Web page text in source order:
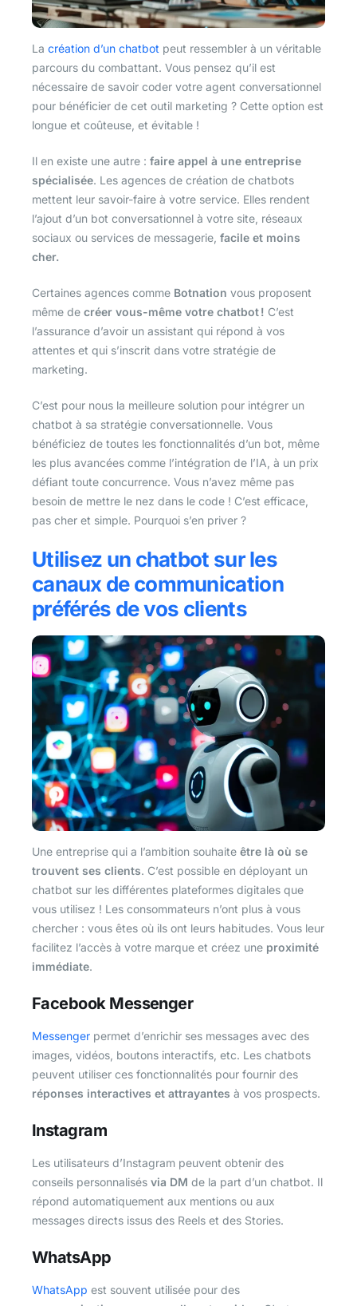
La création d’un chatbot peut ressembler à un véritable
parcours du combattant. Vous pensez qu’il est
nécessaire de savoir coder votre agent conversationnel
pour bénéficier de cet outil marketing ? Cette option est
longue et coûteuse, et évitable !
Il en existe une autre : faire appel à une entreprise
spécialisée. Les agences de création de chatbots
mettent leur savoir-faire à votre service. Elles rendent
l’ajout d’un bot conversationnel à votre site, réseaux
sociaux ou services de messagerie, facile et moins
cher.
Certaines agences comme Botnation vous proposent
même de créer vous-même votre chatbot ! C’est
l’assurance d’avoir un assistant qui répond à vos
attentes et qui s’inscrit dans votre stratégie de
marketing.
C’est pour nous la meilleure solution pour intégrer un
chatbot à sa stratégie conversationnelle. Vous
bénéficiez de toutes les fonctionnalités d’un bot, même
les plus avancées comme l’intégration de l’IA, à un prix
défiant toute concurrence. Vous n’avez même pas
besoin de mettre le nez dans le code ! C’est efficace,
pas cher et simple. Pourquoi s’en priver ?
Utilisez un chatbot sur les
canaux de communication
préférés de vos clients
Une entreprise qui a l’ambition souhaite être là où se
trouvent ses clients. C’est possible en déployant un
chatbot sur les différentes plateformes digitales que
vous utilisez ! Les consommateurs n’ont plus à vous
chercher : vous êtes où ils ont leurs habitudes. Vous leur
facilitez l’accès à votre marque et créez une proximité
immédiate.
Facebook Messenger
Messenger permet d’enrichir ses messages avec des
images, vidéos, boutons interactifs, etc. Les chatbots
peuvent utiliser ces fonctionnalités pour fournir des
réponses interactives et attrayantes à vos prospects.
Instagram
Les utilisateurs d’Instagram peuvent obtenir des
conseils personnalisés via DM de la part d’un chatbot. Il
répond automatiquement aux mentions ou aux
messages directs issus des Reels et des Stories.
WhatsApp
WhatsApp est souvent utilisée pour des